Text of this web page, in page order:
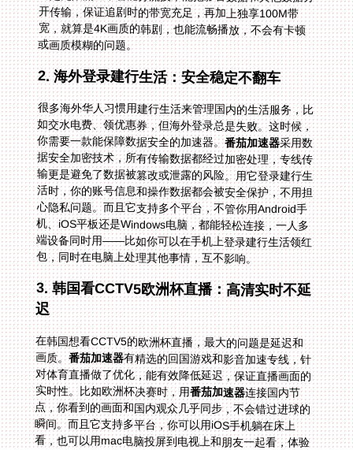
或画质模糊的问题。
2. 海外登录建行生活：安全稳定不翻车
很多海外华人习惯用建行生活来管理国内的生活服务，比
如交水电费、领优惠券，但海外登录总是失败。这时候，
你需要一款能保障数据安全的加速器。番茄加速器采用数
据安全加密技术，所有传输数据都经过加密处理，专线传
输更是避免了数据被篡改或泄露的风险。用它登录建行生
活时，你的账号信息和操作数据都会被安全保护，不用担
心隐私问题。而且它支持多个平台，不管你用Android手
机、iOS平板还是Windows电脑，都能轻松连接，一人多
端设备同时用——比如你可以在手机上登录建行生活领红
包，同时在电脑上处理其他事情，互不影响。
3. 韩国看CCTV5欧洲杯直播：高清实时不延
迟
在韩国想看CCTV5的欧洲杯直播，最大的问题是延迟和
画质。番茄加速器有精选的回国游戏和影音加速专线，针
对体育直播做了优化，能有效降低延迟，保证直播画面的
实时性。比如欧洲杯决赛时，用番茄加速器连接国内节
点，你看到的画面和国内观众几乎同步，不会错过进球的
瞬间。而且它支持多平台，你可以用iOS手机躺在床上
看，也可以用mac电脑投屏到电视上和朋友一起看，体验